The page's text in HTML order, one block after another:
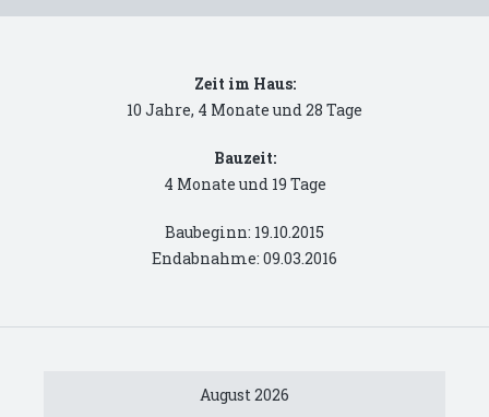
Zeit im Haus:
10 Jahre, 4 Monate und 28 Tage
Bauzeit:
4 Monate und 19 Tage
Baubeginn: 19.10.2015
Endabnahme: 09.03.2016
August 2026